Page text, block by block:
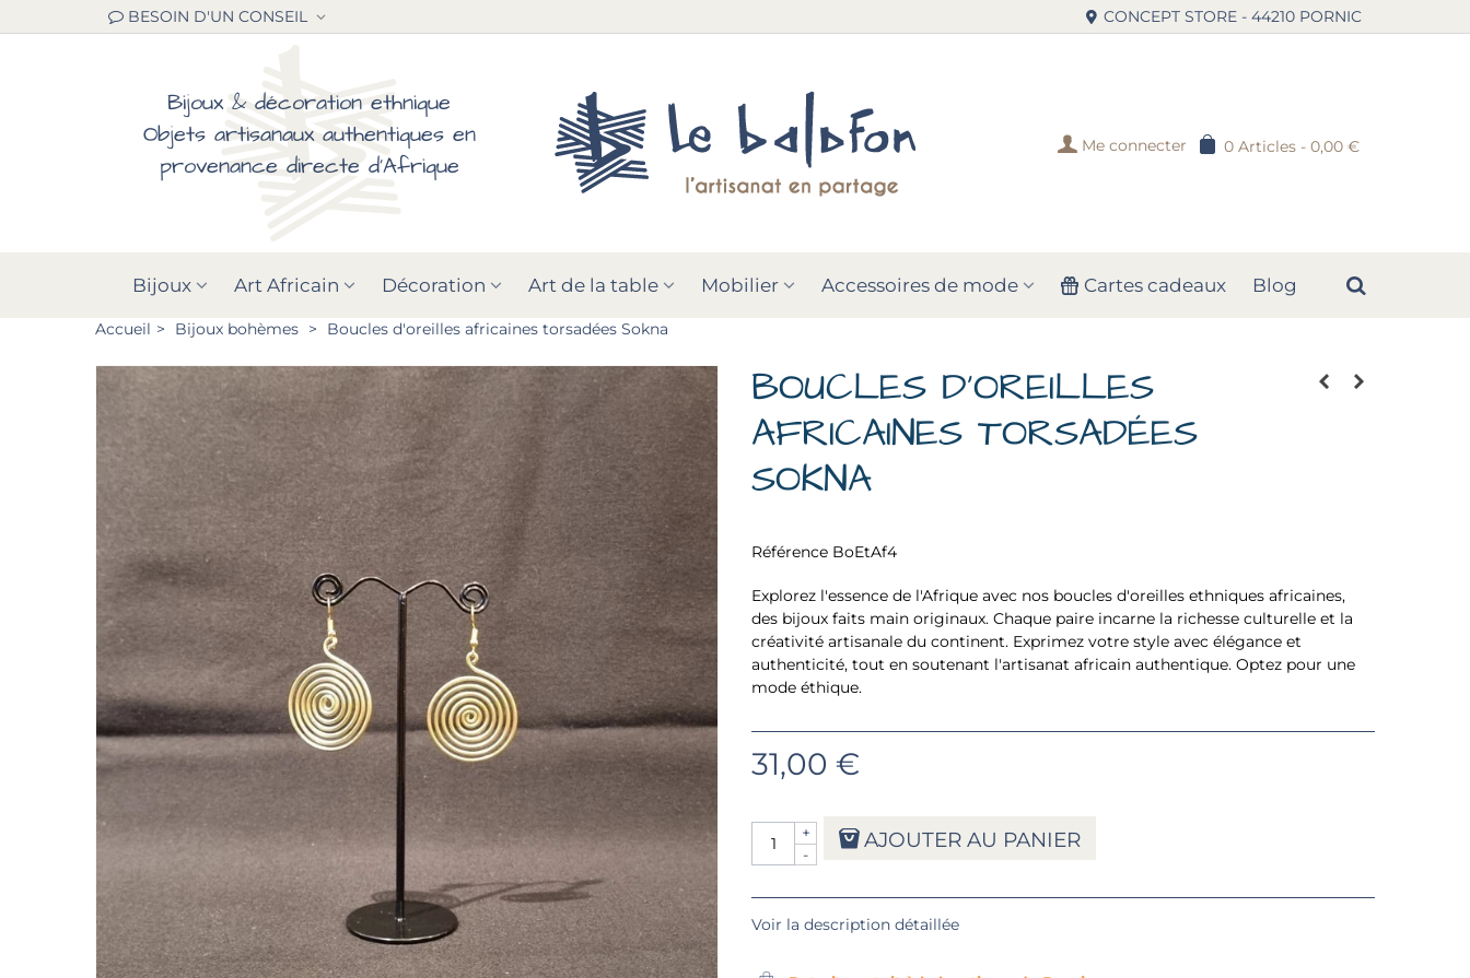
BESOIN D'UN CONSEIL CONCEPT STORE - 44210 PORNIC
Bijoux & décoration ethnique
Objets artisanaux authentiques en
provenance directe d'Afrique
0 Articles - 0,00 €
Me connecter
Bijoux Art Africain Décoration Art de la table Mobilier Accessoires de mode Cartes cadeaux Blog
Accueil > Bijoux bohèmes > Boucles d'oreilles africaines torsadées Sokna
BOUCLES D'OREILLES
AFRICAINES TORSADÉES
SOKNA
Référence BoEtAf4
Explorez l'essence de l'Afrique avec nos boucles d'oreilles ethniques africaines,
des bijoux faits main originaux. Chaque paire incarne la richesse culturelle et la
créativité artisanale du continent. Exprimez votre style avec élégance et
authenticité, tout en soutenant l'artisanat africain authentique. Optez pour une
mode éthique.
31,00 €
-
+ AJOUTER AU PANIER
Voir la description détaillée